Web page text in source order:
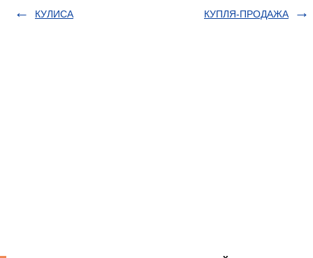
КУЛИСА
КУПЛЯ-ПРОДАЖА